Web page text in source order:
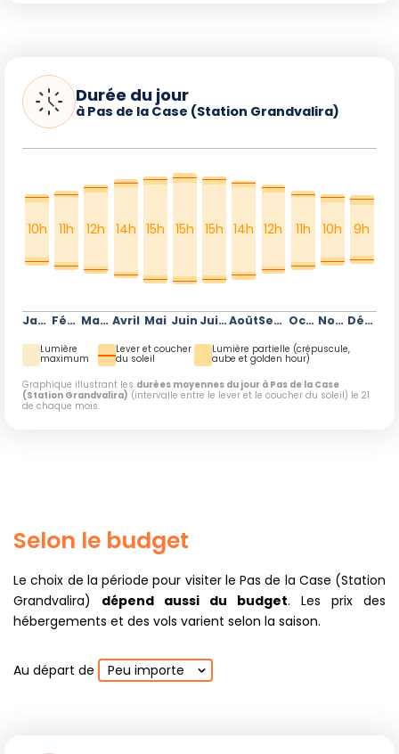
Durée du jour
à Pas de la Case (Station Grandvalira)
Janvier
10h
Février
11h
Mars
12h
Avril
14h
Mai
15h
Juin
15h
Juillet
15h
Août
14h
Septembre
12h
Octobre
11h
Novembre
10h
Décembre
9h
Lumière
maximum
Lever et coucher
du soleil
Lumière partielle (crépuscule,
aube et golden hour)
Graphique illustrant les durées moyennes du jour à Pas de la Case
(Station Grandvalira) (intervalle entre le lever et le coucher du soleil) le 21
de chaque mois.
Selon le budget
Le choix de la période pour visiter le Pas de la Case (Station
Grandvalira) dépend aussi du budget. Les prix des
hébergements et des vols varient selon la saison.
Au départ de Peu importe